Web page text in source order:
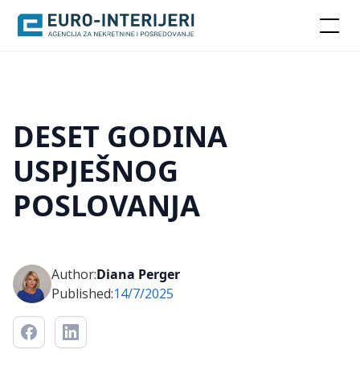
DESET GODINA
USPJEŠNOG
POSLOVANJA
Author:Diana Perger
Published:14/7/2025